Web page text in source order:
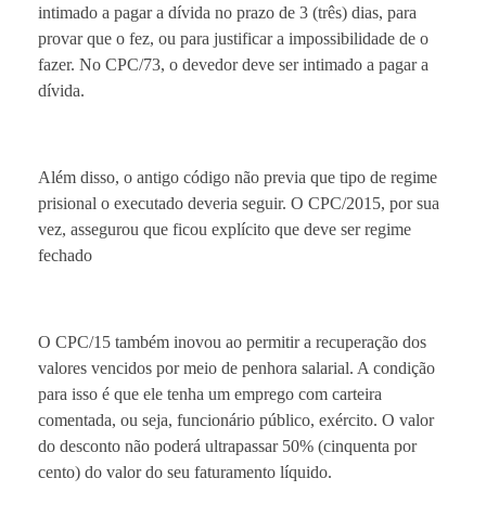
intimado a pagar a dívida no prazo de 3 (três) dias, para
provar que o fez, ou para justificar a impossibilidade de o
fazer. No CPC/73, o devedor deve ser intimado a pagar a
dívida.
Além disso, o antigo código não previa que tipo de regime
prisional o executado deveria seguir. O CPC/2015, por sua
vez, assegurou que ficou explícito que deve ser regime
fechado
O CPC/15 também inovou ao permitir a recuperação dos
valores vencidos por meio de penhora salarial. A condição
para isso é que ele tenha um emprego com carteira
comentada, ou seja, funcionário público, exército. O valor
do desconto não poderá ultrapassar 50% (cinquenta por
cento) do valor do seu faturamento líquido.